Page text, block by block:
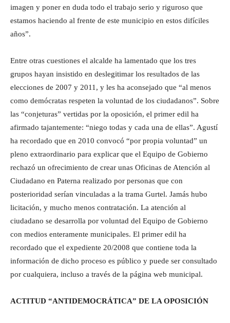
imagen y poner en duda todo el trabajo serio y riguroso que
estamos haciendo al frente de este municipio en estos difíciles
años”.
Entre otras cuestiones el alcalde ha lamentado que los tres
grupos hayan insistido en deslegitimar los resultados de las
elecciones de 2007 y 2011, y les ha aconsejado que “al menos
como demócratas respeten la voluntad de los ciudadanos”. Sobre
las “conjeturas” vertidas por la oposición, el primer edil ha
afirmado tajantemente: “niego todas y cada una de ellas”. Agustí
ha recordado que en 2010 convocó “por propia voluntad” un
pleno extraordinario para explicar que el Equipo de Gobierno
rechazó un ofrecimiento de crear unas Oficinas de Atención al
Ciudadano en Paterna realizado por personas que con
posterioridad serían vinculadas a la trama Gurtel. Jamás hubo
licitación, y mucho menos contratación. La atención al
ciudadano se desarrolla por voluntad del Equipo de Gobierno
con medios enteramente municipales. El primer edil ha
recordado que el expediente 20/2008 que contiene toda la
información de dicho proceso es público y puede ser consultado
por cualquiera, incluso a través de la página web municipal.
ACTITUD “ANTIDEMOCRÁTICA” DE LA OPOSICIÓN